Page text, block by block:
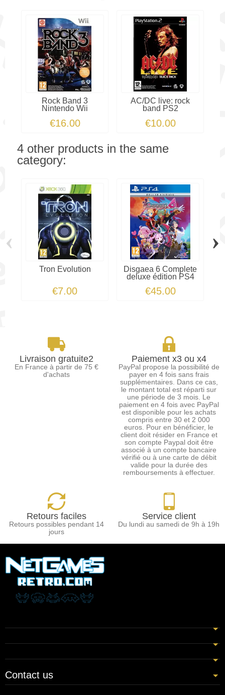
Rock Band 3
Nintendo Wii
€16.00
AC/DC live: rock
band PS2
€10.00
4 other products in the same
category:
Tron Evolution
€7.00
Disgaea 6 Complete
deluxe édition PS4
€45.00
‹ ›
Livraison gratuite2
En France à partir de 75 €
d'achats
Paiement x3 ou x4
PayPal propose la possibilité de
payer en 4 fois sans frais
supplémentaires. Dans ce cas,
le montant total est réparti sur
une période de 3 mois. Le
paiement en 4 fois avec PayPal
est disponible pour les achats
compris entre 30 et 2 000
euros. Pour en bénéficier, le
client doit résider en France et
son compte Paypal doit être
associé à un compte bancaire
vérifié ou à une carte de débit
valide pour la durée des
remboursements à effectuer.
Retours faciles
Retours possibles pendant 14
jours
Service client
Du lundi au samedi de 9h à 19h
Contact us